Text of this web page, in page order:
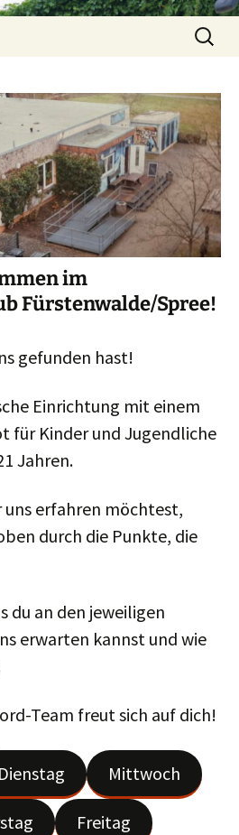
Suchen
nach:
im
Fürstenwalde/Spree!
gefunden hast!
Einrichtung mit einem
für Kinder und Jugendliche
Jahren.
uns erfahren möchtest,
durch die Punkte, die
du an den jeweiligen
erwarten kannst und wie
Team freut sich auf dich!
Dienstag Mittwoch
Freitag